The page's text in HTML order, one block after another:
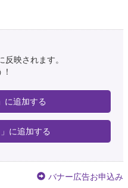
映されます。
に追加する
に追加する
バナー広告お申込み